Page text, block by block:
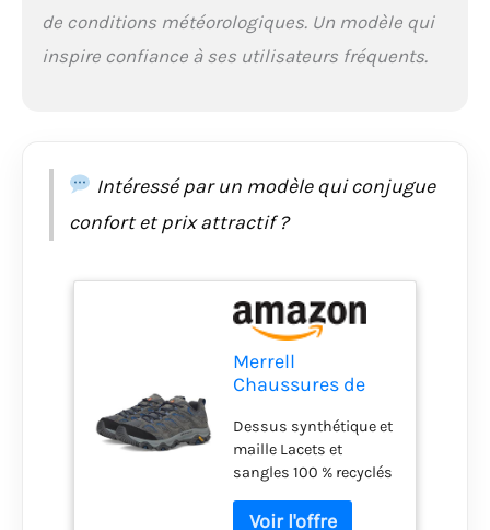
de conditions météorologiques. Un modèle qui
inspire confiance à ses utilisateurs fréquents.
Intéressé par un modèle qui conjugue
confort et prix attractif ?
Merrell
Chaussures de
3 pour homme,
Granit., 10.5 Wide
Dessus synthétique et
maille Lacets et
sangles 100 % recyclés
orteils synthétiques